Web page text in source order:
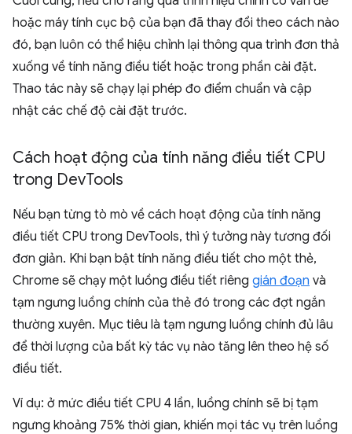
hoặc máy tính cục bộ của bạn đã thay đổi theo cách nào
đó, bạn luôn có thể hiệu chỉnh lại thông qua trình đơn thả
xuống về tính năng điều tiết hoặc trong phần cài đặt.
Thao tác này sẽ chạy lại phép đo điểm chuẩn và cập
nhật các chế độ cài đặt trước.
Cách hoạt động của tính năng điều tiết CPU
trong DevTools
Nếu bạn từng tò mò về cách hoạt động của tính năng
điều tiết CPU trong DevTools, thì ý tưởng này tương đối
đơn giản. Khi bạn bật tính năng điều tiết cho một thẻ,
Chrome sẽ chạy một luồng điều tiết riêng gián đoạn và
tạm ngưng luồng chính của thẻ đó trong các đợt ngắn
thường xuyên. Mục tiêu là tạm ngưng luồng chính đủ lâu
để thời lượng của bất kỳ tác vụ nào tăng lên theo hệ số
điều tiết.
Ví dụ: ở mức điều tiết CPU 4 lần, luồng chính sẽ bị tạm
ngưng khoảng 75% thời gian, khiến mọi tác vụ trên luồng